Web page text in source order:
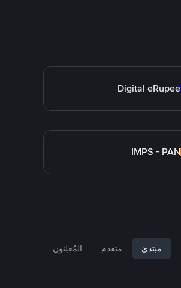
Digital eRupee
IMPS - PAN
مبتدئ متقدم المُعلِنون